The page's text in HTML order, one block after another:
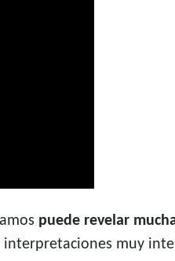
puede revelar
interpretaciones muy